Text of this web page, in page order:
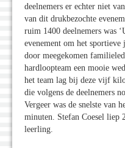
deelnemers er echter niet
van dit drukbezochte
ruim 1400 deelnemers was
evenement om het sportieve
door meegekomen
hardloopteam een mooie
het team lag bij deze vijf
die volgens de deelnemers
Vergeer was de snelste van
minuten. Stefan Coesel liep
leerling.